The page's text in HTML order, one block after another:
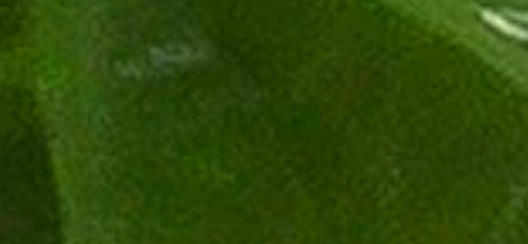
:
Licht. Die Pflanze sollte jedoch vor direkter Sonneneinstrahlung
oft die idealen Lichtverhältnisse. Wenn der Raum eher schattig ist,